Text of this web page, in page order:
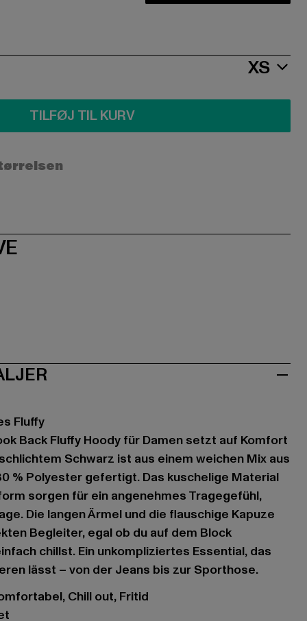
XS
TILFØJ TIL KURV
Fluffy
Back Fluffy Hoody für Damen setzt auf Komfort
Schwarz ist aus einem weichen Mix aus
% Polyester gefertigt. Das kuschelige Material
sorgen für ein angenehmes Tragegefühl,
Die langen Ärmel und die flauschige Kapuze
Begleiter, egal ob du auf dem Block
chillst. Ein unkompliziertes Essential, das
lässt – von der Jeans bis zur Sporthose.
Chill out, Fritid